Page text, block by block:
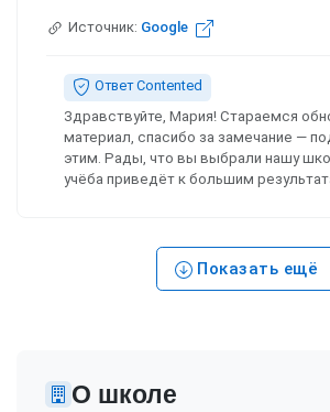
Источник: Google
Ответ Contented
Здравствуйте, Мария! Стараемся
материал, спасибо за замечание —
этим. Рады, что вы выбрали нашу
учёба приведёт к большим
Показать ещё
О школе